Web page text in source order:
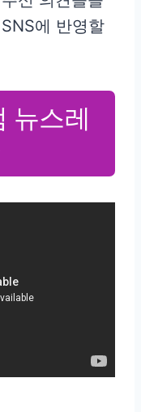
에 반영할
뉴스레